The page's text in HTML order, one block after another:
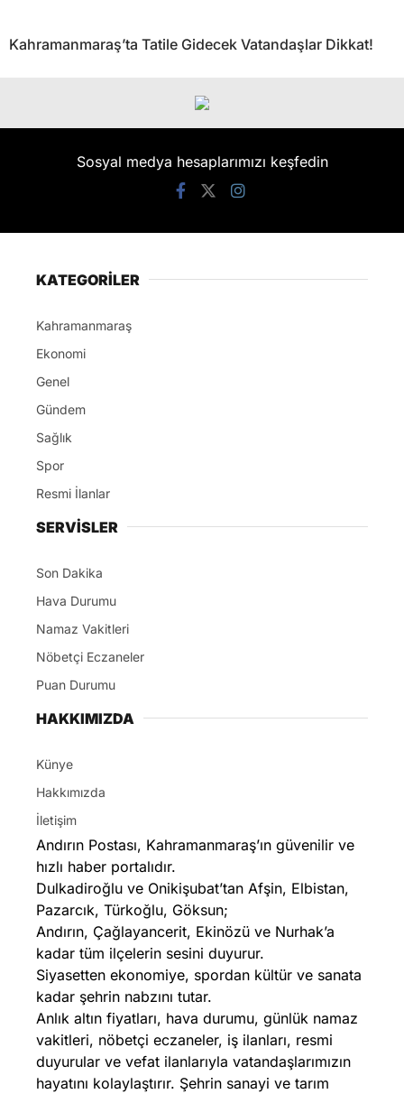
Kahramanmaraş’ta Tatile Gidecek Vatandaşlar Dikkat!
Sosyal medya hesaplarımızı keşfedin
KATEGORİLER
Kahramanmaraş
Ekonomi
Genel
Gündem
Sağlık
Spor
Resmi İlanlar
SERVİSLER
Son Dakika
Hava Durumu
Namaz Vakitleri
Nöbetçi Eczaneler
Puan Durumu
HAKKIMIZDA
Künye
Hakkımızda
İletişim
Andırın Postası, Kahramanmaraş’ın güvenilir ve
hızlı haber portalıdır.
Dulkadiroğlu ve Onikişubat’tan Afşin, Elbistan,
Pazarcık, Türkoğlu, Göksun;
Andırın, Çağlayancerit, Ekinözü ve Nurhak’a
kadar tüm ilçelerin sesini duyurur.
Siyasetten ekonomiye, spordan kültür ve sanata
kadar şehrin nabzını tutar.
Anlık altın fiyatları, hava durumu, günlük namaz
vakitleri, nöbetçi eczaneler, iş ilanları, resmi
duyurular ve vefat ilanlarıyla vatandaşlarımızın
hayatını kolaylaştırır. Şehrin sanayi ve tarım